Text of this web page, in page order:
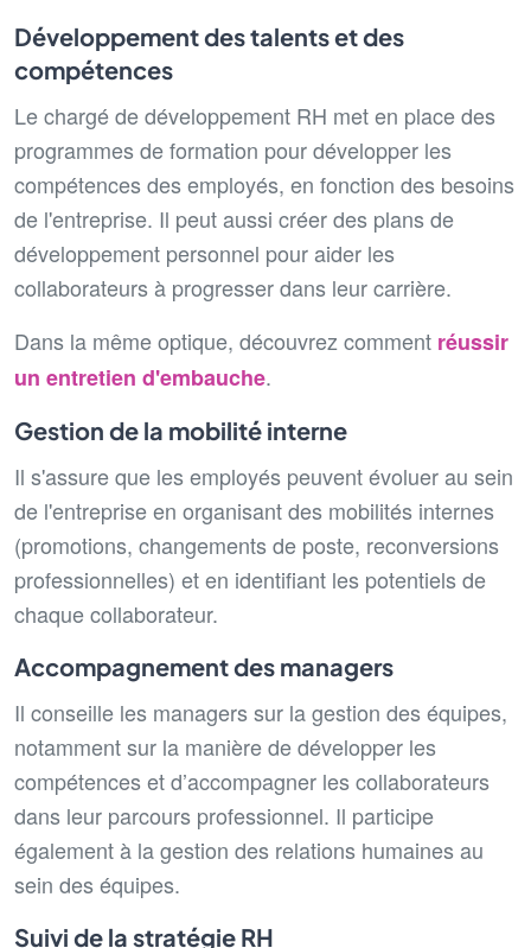
Développement des talents et des
compétences
Le chargé de développement RH met en place des
programmes de formation pour développer les
compétences des employés, en fonction des besoins
de l'entreprise. Il peut aussi créer des plans de
développement personnel pour aider les
collaborateurs à progresser dans leur carrière.
Dans la même optique, découvrez comment réussir
un entretien d'embauche.
Gestion de la mobilité interne
Il s'assure que les employés peuvent évoluer au sein
de l'entreprise en organisant des mobilités internes
(promotions, changements de poste, reconversions
professionnelles) et en identifiant les potentiels de
chaque collaborateur.
Accompagnement des managers
Il conseille les managers sur la gestion des équipes,
notamment sur la manière de développer les
compétences et d’accompagner les collaborateurs
dans leur parcours professionnel. Il participe
également à la gestion des relations humaines au
sein des équipes.
Suivi de la stratégie RH